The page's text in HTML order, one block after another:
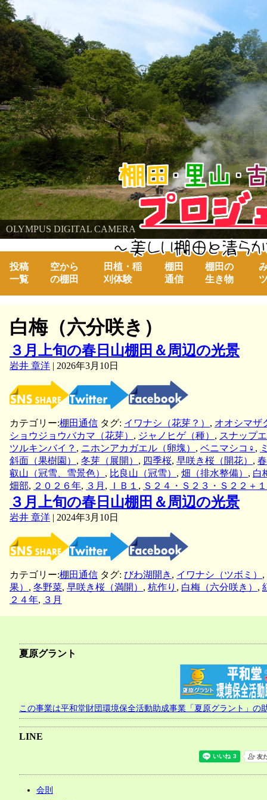
OLYMPUS DIGITAL CAMERA
～美しい棚田の自然と古代米～
棚田・里山・古代米・鮒プロジェクト
投稿
一覧
空から
の棚田
田植・稲
刈体験
棚田
通信
棚田の
生き物
白梅（六分咲き）
３月上旬の春日山棚田＆周辺の光景
岩井 章洋 | 2026年3月10日
カテゴリー:棚田通信 タグ: イワナシ（花芽？） , オオシマザ
ショウジョウバカマ（花芽） , ジャノヒゲ（種） , スナップ
ツルキンバイ？ , ニホンアカガエル（卵塊） , ベニマシコ♀ ,
斜面（果樹園） , 冬芽（展開） , 四季桜, 早咲き桜（開花） ,
叡山（冠雪、雪景色） , 比良山（冠雪） , 畑（排水整備） , 白
畑部, ２０２６年, ３月 , ＩＢ１ , Ｓ２４・Ｓ２３・Ｓ２２＋
３月上旬の春日山棚田＆周辺の光景
岩井 章洋 | 2024年3月10日
カテゴリー:棚田通信 タグ: びわ湖開き , イワナシ（ツボミ） ,
果） , 冬野菜, 早咲き桜（満開） , 杭作り , 白梅（六分咲き） ,
２４年, ３月
夏原グラント
この事業は平和堂財団環境保全活動助成事業「夏原グラント」の
LINE
会則